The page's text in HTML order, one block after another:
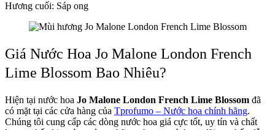
Hương cuối: Sáp ong
Giá Nước Hoa Jo Malone London French
Lime Blossom Bao Nhiêu?
Hiện tại nước hoa Jo Malone London French Lime Blossom đã
có mặt tại các cửa hàng của Tprofumo – Nước hoa chính hãng.
Chúng tôi cung cấp các dòng nước hoa giá cực tốt, uy tín và chất